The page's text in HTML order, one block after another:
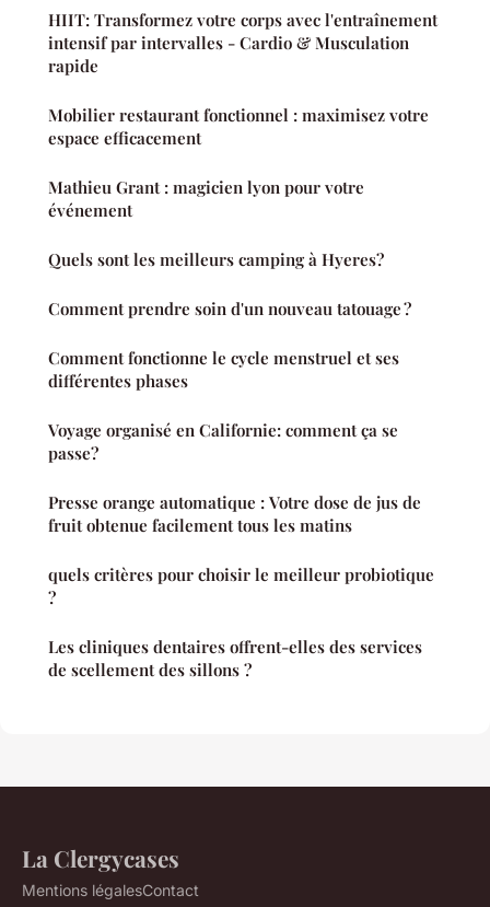
HIIT: Transformez votre corps avec l'entraînement
intensif par intervalles - Cardio & Musculation
rapide
Mobilier restaurant fonctionnel : maximisez votre
espace efficacement
Mathieu Grant : magicien lyon pour votre
événement
Quels sont les meilleurs camping à Hyeres?
Comment prendre soin d'un nouveau tatouage ?
Comment fonctionne le cycle menstruel et ses
différentes phases
Voyage organisé en Californie: comment ça se
passe?
Presse orange automatique : Votre dose de jus de
fruit obtenue facilement tous les matins
quels critères pour choisir le meilleur probiotique
?
Les cliniques dentaires offrent-elles des services
de scellement des sillons ?
La Clergycases
Mentions légalesContact